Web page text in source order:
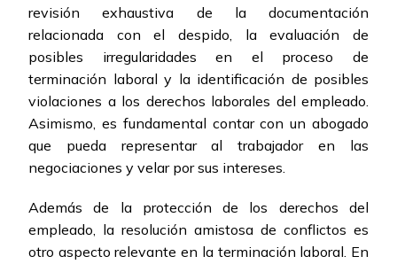
revisión exhaustiva de la documentación
relacionada con el despido, la evaluación de
posibles irregularidades en el proceso de
terminación laboral y la identificación de posibles
violaciones a los derechos laborales del empleado.
Asimismo, es fundamental contar con un abogado
que pueda representar al trabajador en las
negociaciones y velar por sus intereses.
Además de la protección de los derechos del
empleado, la resolución amistosa de conflictos es
otro aspecto relevante en la terminación laboral. En